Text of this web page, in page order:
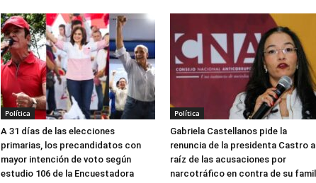
Política
A 31 días de las elecciones
primarias, los precandidatos con
mayor intención de voto según
estudio 106 de la Encuestadora
Política
Gabriela Castellanos pide la
renuncia de la presidenta Castro a
raíz de las acusaciones por
narcotráfico en contra de su